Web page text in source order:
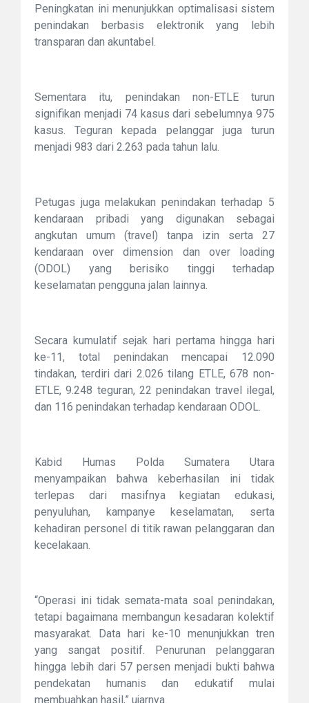
Peningkatan ini menunjukkan optimalisasi sistem
penindakan berbasis elektronik yang lebih
transparan dan akuntabel.
Sementara itu, penindakan non-ETLE turun
signifikan menjadi 74 kasus dari sebelumnya 975
kasus. Teguran kepada pelanggar juga turun
menjadi 983 dari 2.263 pada tahun lalu.
Petugas juga melakukan penindakan terhadap 5
kendaraan pribadi yang digunakan sebagai
angkutan umum (travel) tanpa izin serta 27
kendaraan over dimension dan over loading
(ODOL) yang berisiko tinggi terhadap
keselamatan pengguna jalan lainnya.
Secara kumulatif sejak hari pertama hingga hari
ke-11, total penindakan mencapai 12.090
tindakan, terdiri dari 2.026 tilang ETLE, 678 non-
ETLE, 9.248 teguran, 22 penindakan travel ilegal,
dan 116 penindakan terhadap kendaraan ODOL.
Kabid Humas Polda Sumatera Utara
menyampaikan bahwa keberhasilan ini tidak
terlepas dari masifnya kegiatan edukasi,
penyuluhan, kampanye keselamatan, serta
kehadiran personel di titik rawan pelanggaran dan
kecelakaan.
“Operasi ini tidak semata-mata soal penindakan,
tetapi bagaimana membangun kesadaran kolektif
masyarakat. Data hari ke-10 menunjukkan tren
yang sangat positif. Penurunan pelanggaran
hingga lebih dari 57 persen menjadi bukti bahwa
pendekatan humanis dan edukatif mulai
membuahkan hasil,” ujarnya.